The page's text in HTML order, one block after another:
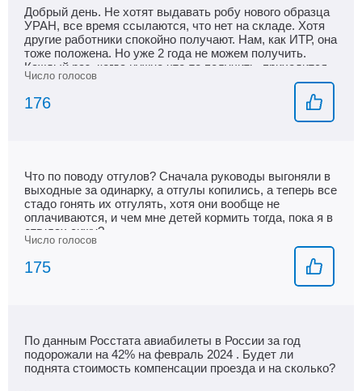
Добрый день. Не хотят выдавать робу нового образца
УРАН, все время ссылаются, что нет на складе. Хотя
другие работники спокойно получают. Нам, как ИТР, она
тоже положена. Но уже 2 года не можем получить.
Каждый раз, когда нужно что-то получить, приходится
выпрашивать стоя на коленях. Рудник Северный.
176
Что по поводу отгулов? Сначала руководы выгоняли в
выходные за одинарку, а отгулы копились, а теперь все
стадо гонять их отгулять, хотя они вообще не
оплачиваются, и чем мне детей кормить тогда, пока я в
отгулах сижу?
175
По данным Росстата авиабилеты в России за год
подорожали на 42% на февраль 2024 . Будет ли
поднята стоимость компенсации проезда и на сколько?